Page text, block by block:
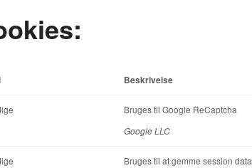
Beskrivelse
Bruges til Google ReCaptcha
Google LLC
Bruges til at gemme session data